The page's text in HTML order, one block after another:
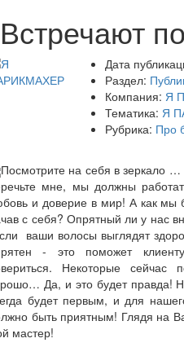
Встречают
Дата
Раздел:
Компания: Я
Тематика: Я
Рубрика: Про
Посмотрите на себя в зеркало
мне, мы должны
и доверие в мир! А как мы
с себя? Опрятный ли у нас
ваши волосы выглядят
- это поможет
Некоторые
Да, и это будет правда!
будет первым, и для
быть приятным! Глядя на
мастер!